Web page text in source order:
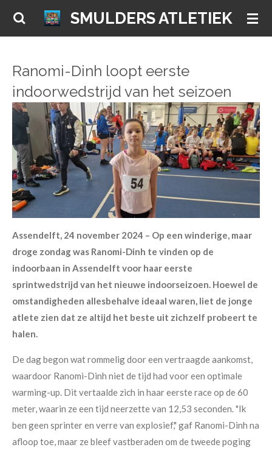
Ga
hoofdinhoud
SMULDERS ATLETIEK
Ranomi-Dinh loopt eerste
indoorwedstrijd van het seizoen
Assendelft, 24 november 2024 – Op een winderige, maar
droge zondag was Ranomi-Dinh te vinden op de
indoorbaan in Assendelft voor haar eerste
sprintwedstrijd van het nieuwe indoorseizoen. Hoewel de
omstandigheden allesbehalve ideaal waren, liet de jonge
atlete zien dat ze altijd het beste uit zichzelf probeert te
halen.
De dag begon wat rommelig door een vertraagde aankomst,
waardoor Ranomi-Dinh niet de tijd had voor een optimale
warming-up. Dit vertaalde zich in haar eerste race op de 60
meter, waarin ze een tijd neerzette van 12,53 seconden. "Ik
ben geen sprinter en verre van explosief," gaf Ranomi-Dinh na
afloop toe, maar ze bleef vastberaden om de tweede poging